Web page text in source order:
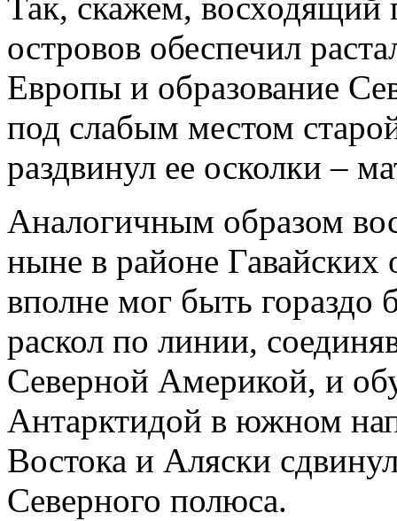
Так, скажем, восходящий
островов обеспечил
Европы и образование
под слабым местом
раздвинул ее осколки –
Аналогичным образом
ныне в районе Гавайских
вполне мог быть
раскол по линии,
Северной Америкой, и
Антарктидой в южном
Востока и Аляски
Северного полюса.